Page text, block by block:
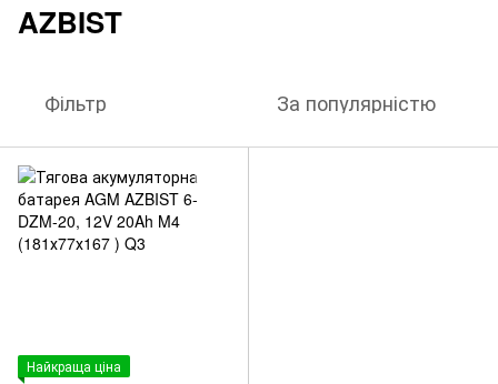
AZBIST
Фільтр За популярністю
Найкраща ціна